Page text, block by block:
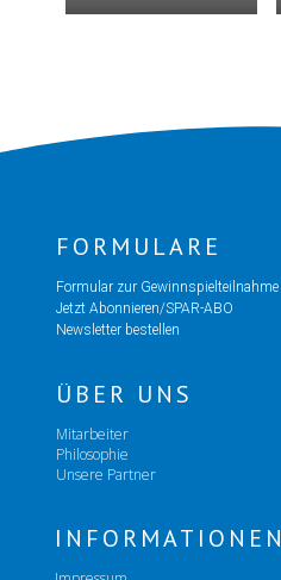
FORMULARE
Formular zur Gewinnspielteilnahme
Jetzt Abonnieren/SPAR-ABO
Newsletter bestellen
ÜBER UNS
Mitarbeiter
Philosophie
Unsere Partner
INFORMATIONEN